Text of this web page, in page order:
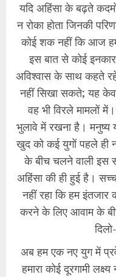
​यदि अहिंसा के बढ़ते
न रोका होता जिनकी
कोई शक नहीं कि आज
इस बात से कोई
अविश्वास के साथ कहते
नहीं सिखा सकते; यह
वह भी विरले मामलों
भुलावे में रखना है। मनुष्य
खुद को कई युगों पहले ही
के बीच चलने वाली इस
अहिंसा की ही हुई है।
नहीं रहा कि हम इंतजार
करने के लिए आवाम के
​अब हम एक नए युग में
हमारा कोई दूरगामी